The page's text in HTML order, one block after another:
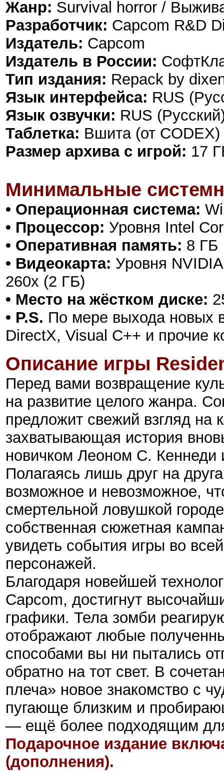
Жанр: Survival horror /
Разработчик: Capcom R&D
Издатель: Capcom
Издатель в России:
Тип издания: Repack by
Язык интерфейса: RUS
Язык озвучки: RUS
Таблетка: Вшита (от CODEX)
Размер архива с игрой: 17
Минимальные
• Операционная система:
• Процессор: Уровня Intel
• Оперативная память: 8 ГБ
• Видеокарта: Уровня
260x (2 ГБ)
• Место на жёстком диске:
• P.S. По мере выхода новых
DirectX, Visual C++ и прочие
Описание игры
Перед вами возвращение
на развитие целого жанра.
предложит свежий взгляд на
захватывающая история
новичком Леоном С. Кеннеди
Полагаясь лишь друг на
возможное и невозможное,
смертельной ловушкой
собственная сюжетная
увидеть события игры во
персонажей.
Благодаря новейшей
Capcom, достигнут
графики. Тела зомби
отображают любые
способами вы ни пытались
обратно на тот свет. В
плеча» новое знакомство с
пугающе близким и
— ещё более подходящим
Подарочное издание
(дополнения).